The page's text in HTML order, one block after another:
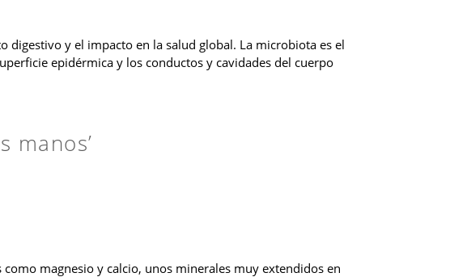
y el impacto en la salud global. La microbiota es el
epidérmica y los conductos y cavidades del cuerpo
manos’
magnesio y calcio, unos minerales muy extendidos en